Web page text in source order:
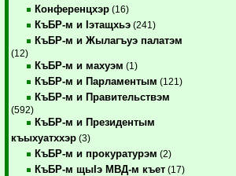
Конференцхэр (16)
КъБР-м и Iэтащхьэ (241)
КъБР-м и Жылагъуэ палатэм
(12)
КъБР-м и махуэм (1)
КъБР-м и Парламентым (121)
КъБР-м и Правительствэм
(592)
КъБР-м и Президентым
къыхуатххэр (3)
КъБР-м и прокуратурэм (2)
КъБР-м щыIэ МВД-м къет (17)